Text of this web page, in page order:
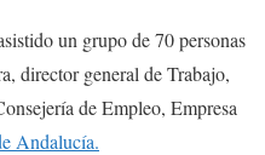
un grupo de 70 personas
director general de Trabajo,
de Empleo, Empresa
Andalucía.